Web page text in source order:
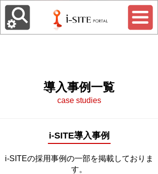
導入事例一覧
case studies
i-SITE導入事例
i-SITEの採用事例の一部を掲載しておりま
す。